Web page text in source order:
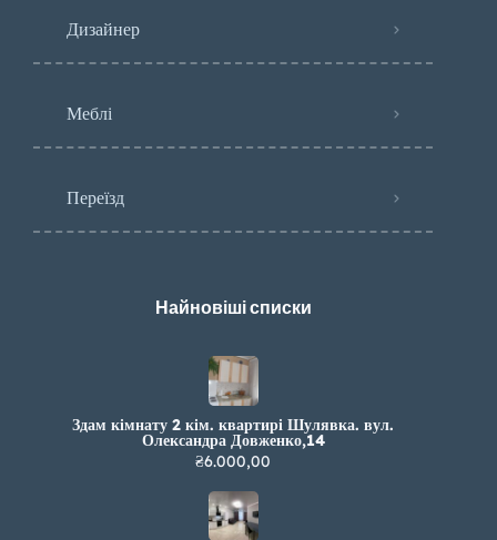
Дизайнер
Меблі
Переїзд
Найновіші списки
Здам кімнату 2 кім. квартирі Шулявка. вул.
Олександра Довженко,14
₴6.000,00